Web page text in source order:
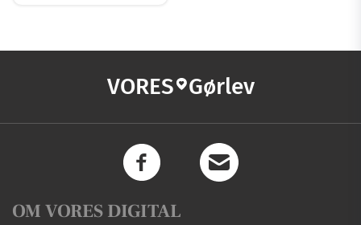
VORES Gørlev
OM VORES DIGITAL